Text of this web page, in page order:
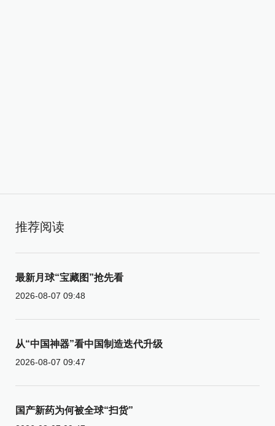
推荐阅读
最新月球“宝藏图”抢先看
2026-08-07 09:48
从“中国神器”看中国制造迭代升级
2026-08-07 09:47
国产新药为何被全球“扫货”